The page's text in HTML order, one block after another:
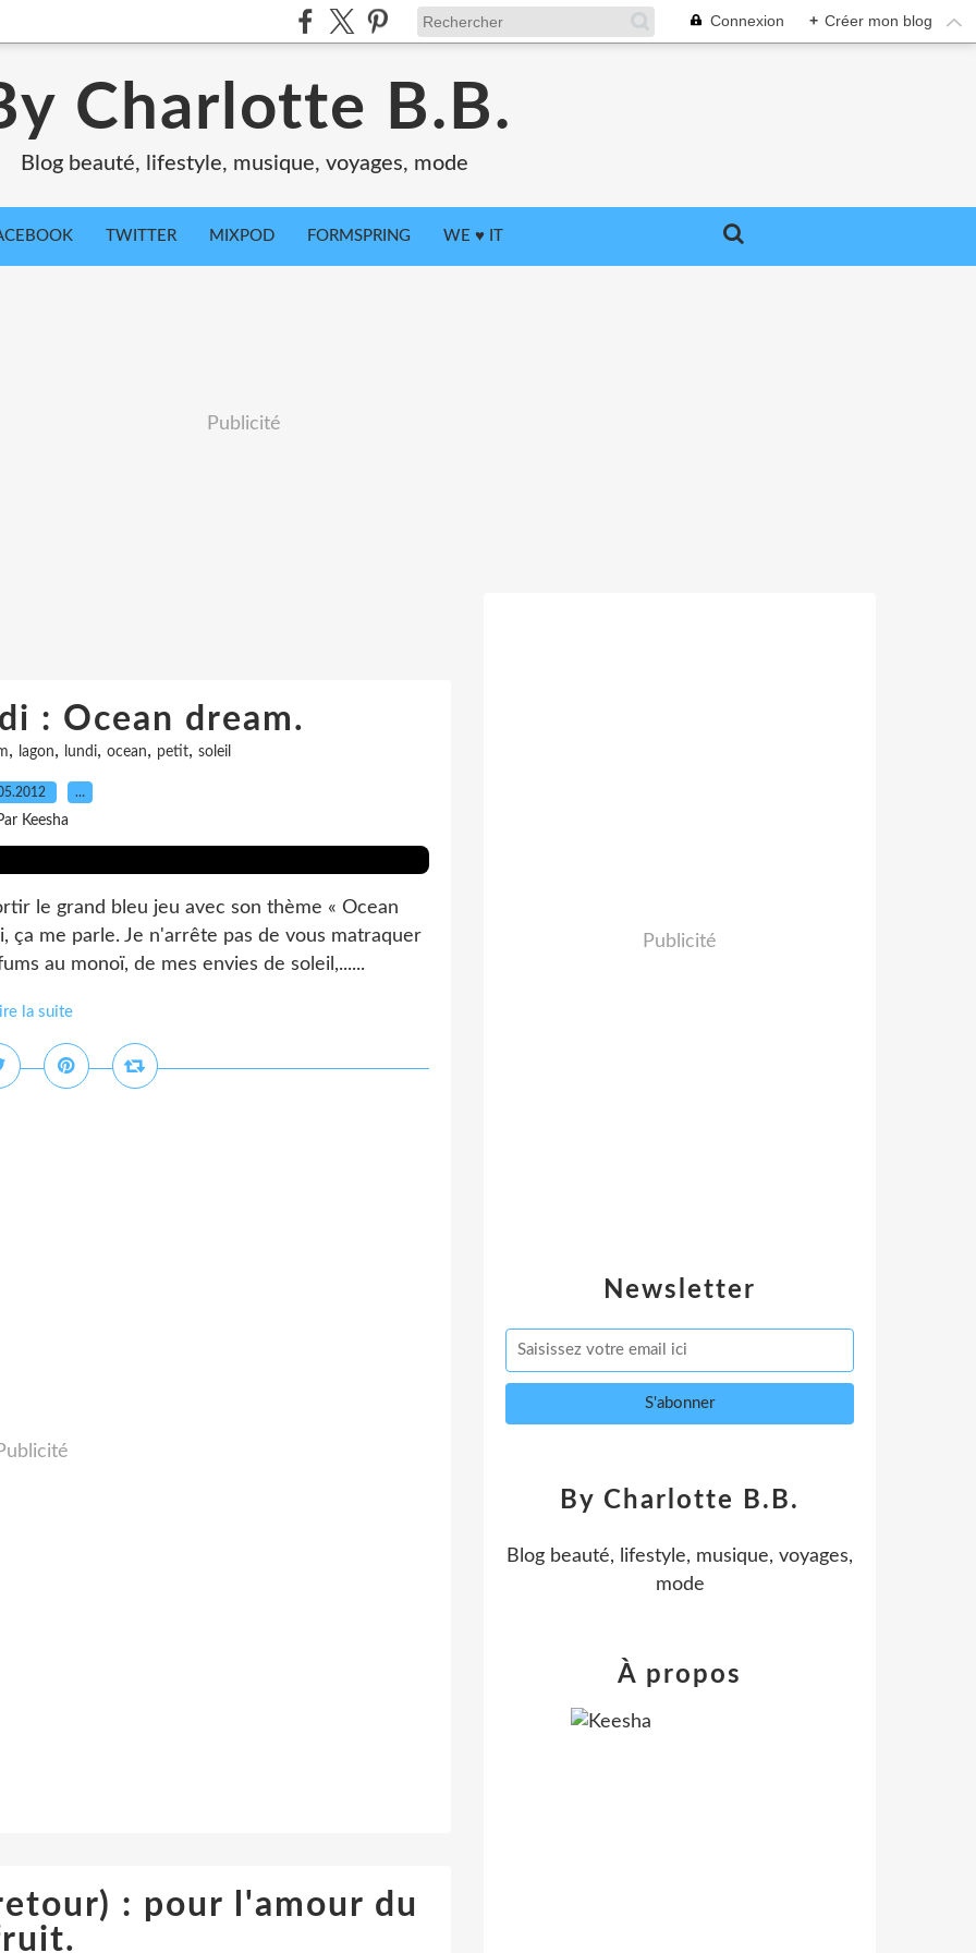
Connexion + Créer mon blog
Charlotte B.B.
Blog beauté, lifestyle, musique, voyages, mode
TWITTER MIXPOD FORMSPRING WE ♥ IT
Publicité
: Ocean dream.
, lagon, lundi, ocean, petit, soleil
…
Keesha
le grand bleu jeu avec son thème « Ocean
ça me parle. Je n'arrête pas de vous matraquer
au monoï, de mes envies de soleil,......
la suite
: pour l'amour du
Newsletter
Publicité
By Charlotte B.B.
Blog beauté, lifestyle, musique, voyages,
mode
À propos